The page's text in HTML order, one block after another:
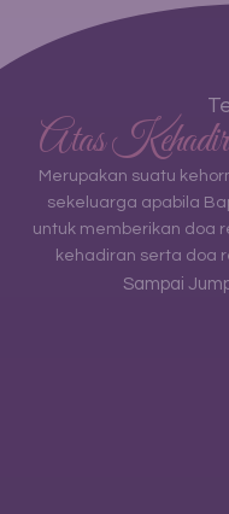
Atas
Merupakan suatu
sekeluarga apabila
untuk memberikan doa
kehadiran serta doa
Sampai